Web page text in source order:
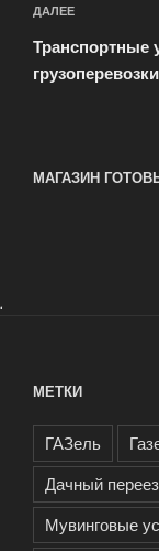
Следующая
запись
ДАЛЕЕ
Транспортные
МАГАЗИН
.
МЕТКИ
ГАЗель
Дачный
Мувинговые